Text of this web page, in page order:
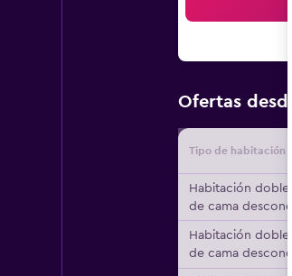
Ofertas desde
Tipo de habitación
Habitación doble,
de cama
Habitación doble,
de cama